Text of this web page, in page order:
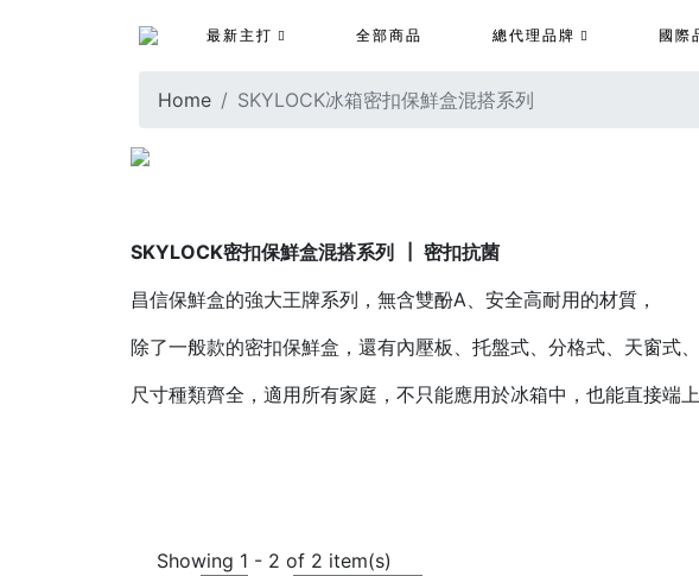
最新主打 全部商品 總代理品牌 國際
Home SKYLOCK冰箱密扣保鮮盒混搭系列
SKYLOCK密扣保鮮盒混搭系列
┃ 密扣抗菌
昌信保鮮盒的強大王牌系列，無含雙酚A、安全高耐用的材質，
除了一般款的密扣保鮮盒，還有內壓板、托盤式、分格式、天窗式
尺寸種類齊全，適用所有家庭，不只能應用於冰箱中，也能直接端
Showing 1 - 2 of 2 item(s)